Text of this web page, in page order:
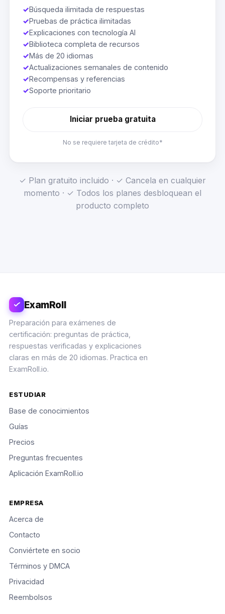
✓Búsqueda ilimitada de respuestas
✓Pruebas de práctica ilimitadas
✓Explicaciones con tecnología AI
✓Biblioteca completa de recursos
✓Más de 20 idiomas
✓Actualizaciones semanales de contenido
✓Recompensas y referencias
✓Soporte prioritario
Iniciar prueba gratuita
No se requiere tarjeta de crédito*
✓ Plan gratuito incluido · ✓ Cancela en cualquier
momento · ✓ Todos los planes desbloquean el
producto completo
ExamRoll
Preparación para exámenes de
certificación: preguntas de práctica,
respuestas verificadas y explicaciones
claras en más de 20 idiomas. Practica en
ExamRoll.io.
ESTUDIAR
Base de conocimientos
Guías
Precios
Preguntas frecuentes
Aplicación ExamRoll.io
EMPRESA
Acerca de
Contacto
Conviértete en socio
Términos y DMCA
Privacidad
Reembolsos